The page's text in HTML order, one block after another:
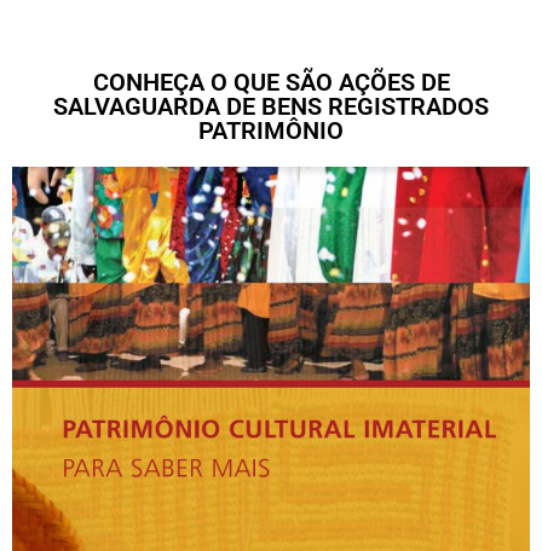
CONHEÇA O QUE SÃO AÇÕES DE
SALVAGUARDA DE BENS REGISTRADOS
PATRIMÔNIO